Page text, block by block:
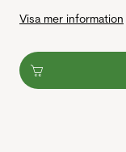
Visa mer information